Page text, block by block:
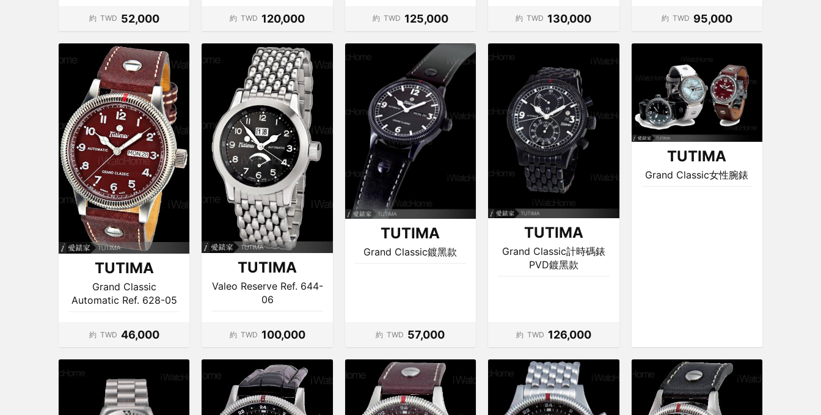
約 TWD 52,000 約 TWD 120,000 約 TWD 125,000 約 TWD 130,000 約 TWD 95,000
TUTIMA
Grand Classic
Automatic Ref. 628-05
約 TWD 46,000
TUTIMA
Valeo Reserve Ref. 644-
06
約 TWD 100,000
TUTIMA
Grand Classic鍍黑款
約 TWD 57,000
TUTIMA
Grand Classic計時碼錶
PVD鍍黑款
約 TWD 126,000
TUTIMA
Grand Classic女性腕錶